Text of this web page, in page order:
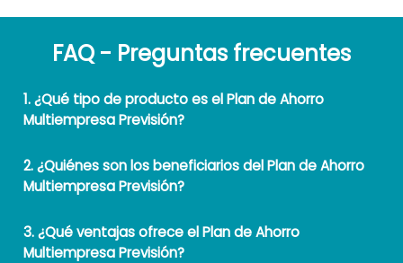
FAQ - Preguntas frecuentes
1. ¿Qué tipo de producto es el Plan de Ahorro
Multiempresa Previsión?
2. ¿Quiénes son los beneficiarios del Plan de Ahorro
Multiempresa Previsión?
3. ¿Qué ventajas ofrece el Plan de Ahorro
Multiempresa Previsión?